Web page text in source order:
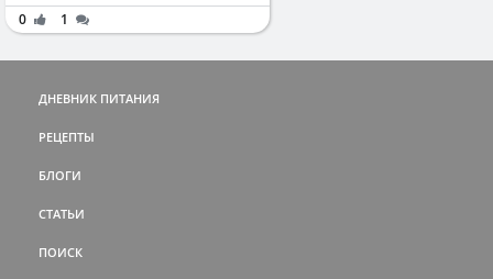
0 1
ДНЕВНИК ПИТАНИЯ
РЕЦЕПТЫ
БЛОГИ
СТАТЬИ
ПОИСК